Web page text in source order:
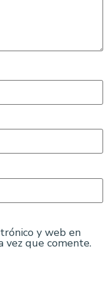
y web en
vez que comente.